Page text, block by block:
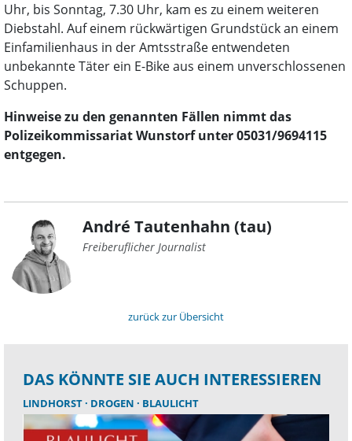
Uhr, bis Sonntag, 7.30 Uhr, kam es zu einem weiteren
Diebstahl. Auf einem rückwärtigen Grundstück an einem
Einfamilienhaus in der Amtsstraße entwendeten
unbekannte Täter ein E-Bike aus einem unverschlossenen
Schuppen.
Hinweise zu den genannten Fällen nimmt das
Polizeikommissariat Wunstorf unter 05031/9694115
entgegen.
André Tautenhahn (tau)
Freiberuflicher Journalist
zurück zur Übersicht
DAS KÖNNTE SIE AUCH INTERESSIEREN
LINDHORST DROGEN BLAULICHT